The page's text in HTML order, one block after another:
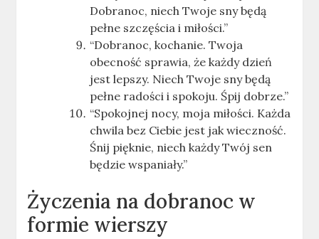
Dobranoc, niech Twoje sny będą
pełne szczęścia i miłości.”
“Dobranoc, kochanie. Twoja
obecność sprawia, że każdy dzień
jest lepszy. Niech Twoje sny będą
pełne radości i spokoju. Śpij dobrze.”
“Spokojnej nocy, moja miłości. Każda
chwila bez Ciebie jest jak wieczność.
Śnij pięknie, niech każdy Twój sen
będzie wspaniały.”
Życzenia na dobranoc w
formie wierszy